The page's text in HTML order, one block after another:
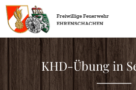
FreiwilligeFeuerwehr
EHRENSCHACHEN
KHD-Übung in